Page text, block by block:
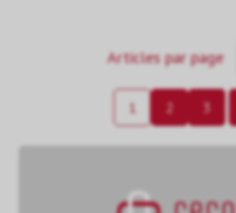
Articles par page
1 2 3